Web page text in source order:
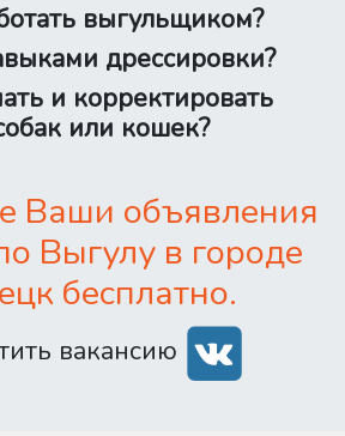
выгульщиком?
дрессировки?
и корректировать
или кошек?
Ваши объявления
Выгулу в городе
бесплатно.
вакансию